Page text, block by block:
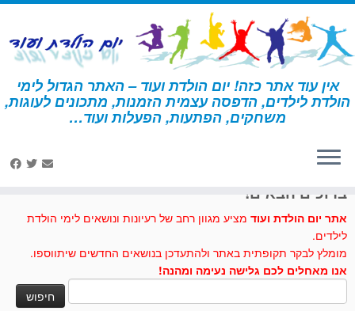
דלג
לתוכן
אין עוד אתר כזה! יום הולדת ועוד – האתר הגדול לימי
הולדת לילדים, הדפסה עצמית הזמנות, מתכונים לעוגות,
משחקים, הפתעות, הפעלות ועוד… דף הבית » מכבי אש » קבלת פנים וקישוטים מכבי אש
ברוכים הבאים!
אתר יום הולדת ועוד מציע מגוון רחב של רעיונות ונושאים לימי הולדת
לילדים.
מומלץ לבקר תקופתית באתר ולהתעדכן בנושאים החדשים שיתווספו.
אנו מאחלים לכם גלישה נעימה ומהנה!